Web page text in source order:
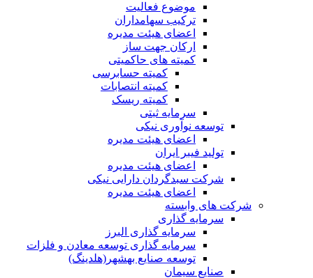
موضوع فعالیت
ترکیب سهامداران
اعضای هیئت مدیره
ارکان جهت ساز
کمیته های حاکمیتی
کمیته حسابرسی
کمیته انتصابات
کمیته ریسک
سرمایه ثبتی
توسعه نوآوری نیکی
اعضای هیئت مدیره
تولید فیبر ایران
اعضای هیئت مدیره
شرکت سبدگردان دارایی نیکی
اعضای هیئت مدیره
شرکت های وابسته
سرمایه گذاری
سرمایه گذاری البرز
سرمایه گذاری توسعه معادن و فلزات
توسعه‌ صنایع‌ بهشهر(هلدینگ)
صنایع سیمان